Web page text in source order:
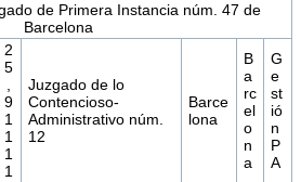
de Primera Instancia núm. 47 de
Barcelona
2
5
,
9
1
1
1
1
Juzgado de lo
Contencioso-
Administrativo núm.
12
Barce
lona
B
a
rc
el
o
n
a
G
e
st
ió
n
P
A